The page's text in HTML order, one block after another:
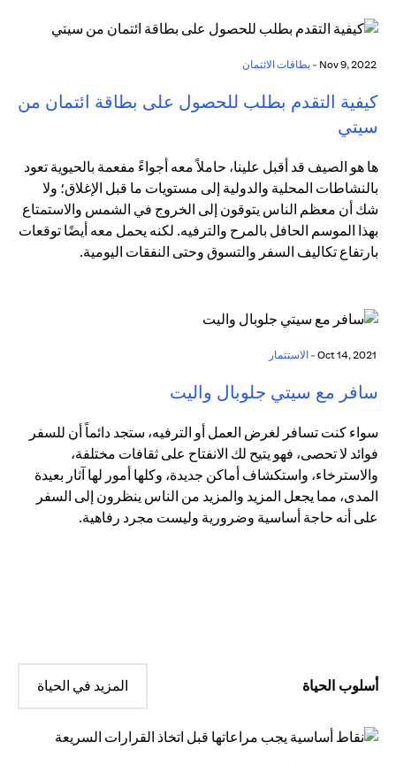
بطاقات الائتمان
كيفية التقدم بطلب للحصول على بطاقة ائتمان من
سيتي
ها هو الصيف قد أقبل علينا، حاملاً معه أجواءً مفعمة بالحيوية تعود
بالنشاطات المحلية والدولية إلى مستويات ما قبل الإغلاق؛ ولا
شك أن معظم الناس يتوقون إلى الخروج في الشمس والاستمتاع
بهذا الموسم الحافل بالمرح والترفيه. لكنه يحمل معه أيضًا توقعات
بارتفاع تكاليف السفر والتسوق وحتى النفقات اليومية.
الاستثمار
سافر مع سيتي جلوبال واليت
سواء كنت تسافر لغرض العمل أو الترفيه، ستجد دائماً أن للسفر
فوائد لا تحصى، فهو يتيح لك الانفتاح على ثقافات مختلفة،
والاسترخاء، واستكشاف أماكن جديدة، وكلها أمور لها آثار بعيدة
المدى، مما يجعل المزيد والمزيد من الناس ينظرون إلى السفر
على أنه حاجة أساسية وضرورية وليست مجرد رفاهية.
أسلوب الحياة المزيد في الحياة